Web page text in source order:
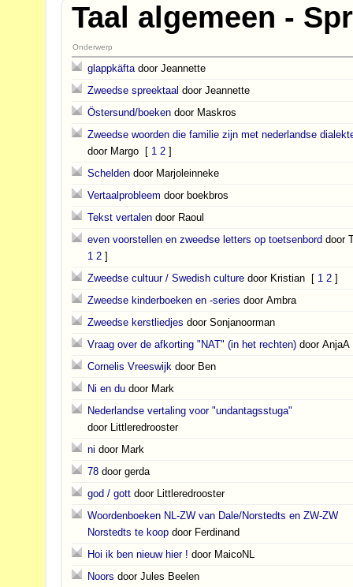
Taal algemeen -
Onderwerp
glappkäfta door Jeannette
Zweedse spreektaal door Jeannette
Östersund/boeken door Maskros
Zweedse woorden die familie zijn met nederlandse
door Margo[ 1 2]
Schelden door Marjoleinneke
Vertaalprobleem door boekbros
Tekst vertalen door Raoul
even voorstellen en zweedse letters op toetsenbord door
1 2]
Zweedse cultuur / Swedish culture door Kristian[ 1 2]
Zweedse kinderboeken en -series door Ambra
Zweedse kerstliedjes door Sonjanoorman
Vraag over de afkorting "NAT" (in het rechten) door AnjaA
Cornelis Vreeswijk door Ben
Ni en du door Mark
Nederlandse vertaling voor "undantagsstuga"
door Littleredrooster
ni door Mark
78 door gerda
god / gott door Littleredrooster
Woordenboeken NL-ZW van Dale/Norstedts en ZW-ZW
Norstedts te koop door Ferdinand
Hoi ik ben nieuw hier ! door MaicoNL
Noors door Jules Beelen